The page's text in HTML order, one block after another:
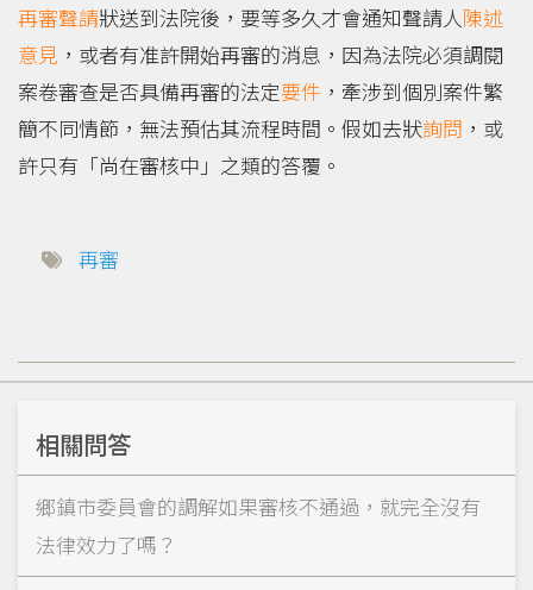
再審聲請狀送到法院後，要等多久才會通知聲請人陳述
意見 ，或者有准許開始再審的消息，因為法院必須調閱
案卷審查是否具備再審的法定要件 ，牽涉到個別案件繁
簡不同情節，無法預估其流程時間。假如去狀詢問 ，或
許只有「尚在審核中」之類的答覆。
再審
相關問答
鄉鎮市委員會的調解如果審核不通過，就完全沒有
法律效力了嗎？